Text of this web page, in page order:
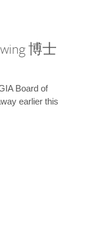
博士
Board of
earlier this